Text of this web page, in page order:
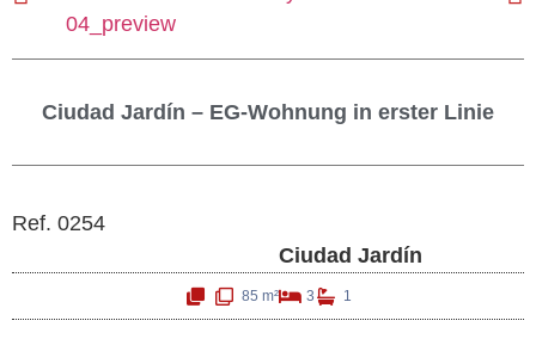
Ciudad Jardín – EG-Wohnung in erster Linie
Ref. 0254
Ciudad Jardín
85 m² 3 1